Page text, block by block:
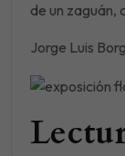
de un zaguán,
Jorge Luis